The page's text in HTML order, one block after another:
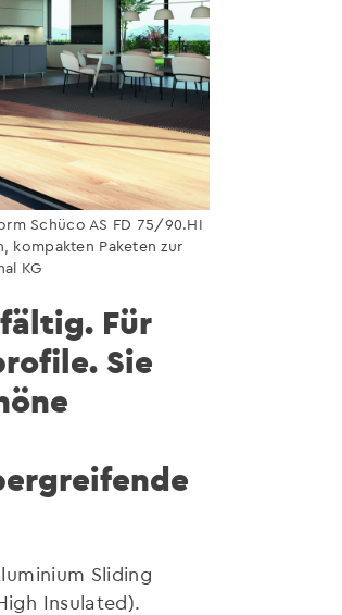
Schüco AS FD 75/90.HI
kompakten Paketen zur
KG
Für
Sie
Sliding
Insulated).